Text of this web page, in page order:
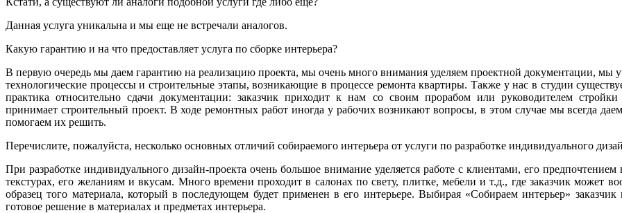
Данная услуга уникальна и мы еще не встречали аналогов.
Какую гарантию и на что предоставляет услуга по сборке интерьера?
В первую очередь мы даем гарантию на реализацию проекта, мы очень много внимания уделяем проектной документации, мы
технологические процессы и строительные этапы, возникающие в процессе ремонта квартиры. Также у нас в студии
практика относительно сдачи документации: заказчик приходит к нам со своим прорабом или руководителем
принимает строительный проект. В ходе ремонтных работ иногда у рабочих возникают вопросы, в этом случае мы всегда
помогаем их решить.
Перечислите, пожалуйста, несколько основных отличий собираемого интерьера от услуги по разработке индивидуального
При разработке индивидуального дизайн-проекта очень большое внимание уделяется работе с клиентами, его предпочтением
текстурах, его желаниям и вкусам. Много времени проходит в салонах по свету, плитке, мебели и т.д., где заказчик может
образец того материала, который в последующем будет применен в его интерьере. Выбирая «Собираем интерьер» заказчик
готовое решение в материалах и предметах интерьера.